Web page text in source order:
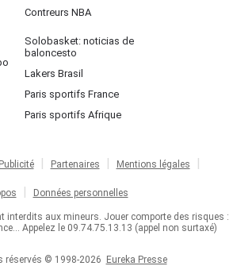
Contreurs NBA
Solobasket: noticias de
baloncesto
Lakers Brasil
Paris sportifs France
Paris sportifs Afrique
Publicité Partenaires Mentions légales
Données personnelles
interdits aux mineurs. Jouer comporte des risques :
Appelez le 09.74.75.13.13 (appel non surtaxé)
réservés © 1998-2026 Eureka Presse